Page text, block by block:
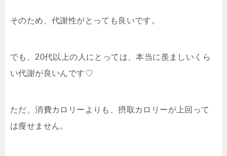
そのため、代謝性がとっても良いです。
でも、20代以上の人にとっては、本当に羨ましいくら
い代謝が良いんです♡
ただ、消費カロリーよりも、摂取カロリーが上回って
は瘦せません。